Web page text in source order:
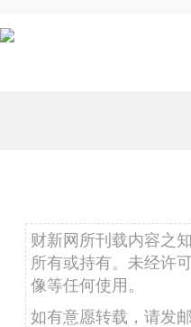
财新网所刊载内容之
所有或持有。未经许
像等任何使用。
如有意愿转载，请发